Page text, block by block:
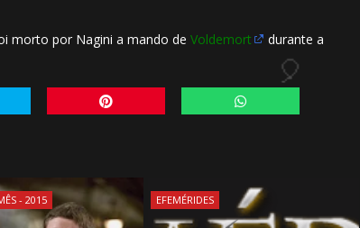
morto por Nagini a mando de Voldemort durante a
- 2015 EFEMÉRIDES
🎂
1️⃣ 8️⃣